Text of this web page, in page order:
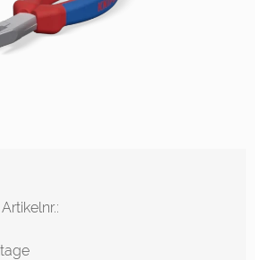
Artikelnr.: